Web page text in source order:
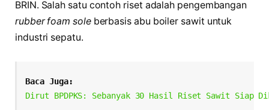
BRIN. Salah satu contoh riset adalah pengembangan
rubber foam soleberbasis abu boiler sawit untuk
industri sepatu.
Baca Juga:
Dirut BPDPKS: Sebanyak 30 Hasil Riset Sawit Siap